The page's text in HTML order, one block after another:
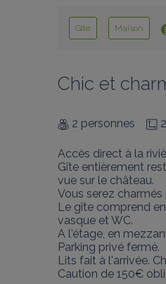
Gîte Maison
Chic et
2 personnes
Accès direct à la
Gîte entièrement
vue sur le château.
Vous serez
Le gîte comprend
vasque et WC.
A l'étage, en
Parking privé fermé.
Lits fait à l'arrivée.
Caution de 150€